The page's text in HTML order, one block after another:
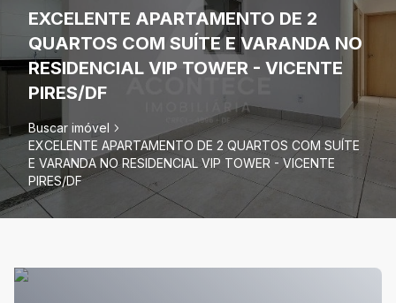
EXCELENTE APARTAMENTO DE 2
QUARTOS COM SUÍTE E VARANDA NO
RESIDENCIAL VIP TOWER - VICENTE
PIRES/DF
Buscar imóvel
EXCELENTE APARTAMENTO DE 2 QUARTOS COM SUÍTE
E VARANDA NO RESIDENCIAL VIP TOWER - VICENTE
PIRES/DF